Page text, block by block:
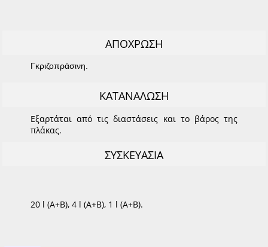
ΑΠΟΧΡΩΣΗ
Γκριζοπράσινη.
ΚΑΤΑΝΑΛΩΣΗ
Εξαρτάται από τις διαστάσεις και το βάρος της
πλάκας.
ΣΥΣΚΕΥΑΣΙΑ
20 l (Α+Β), 4 l (Α+Β), 1 l (Α+Β).